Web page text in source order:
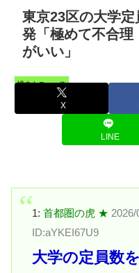
東京23区の大学
発「極めて不合
がいい」
憤まんニュース
X
LINE
1: 首都圏の虎 ★ 2026/
ID:aYKEI67U9
大学の定員数